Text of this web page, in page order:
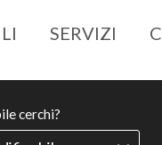
SERVIZI
cerchi?